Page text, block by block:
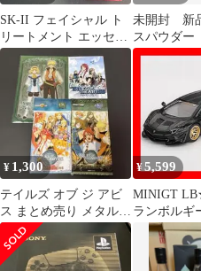
SK-II フェイシャル ト
リートメント エッセン
ス スプリング・レッド
未開封 新
スパウダー
《24 フォー
¥ 1,300
テイルズ オブ ジ アビ
ス まとめ売り メタルポ
ストカード トレーディ
ングカード
¥5,599
MINIGT
ランボルギ
ンタドール
ック